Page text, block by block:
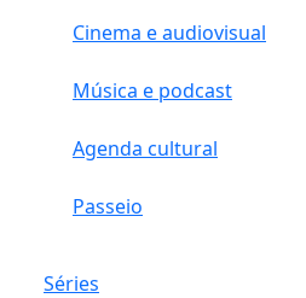
Cinema e audiovisual
Música e podcast
Agenda cultural
Passeio
Séries